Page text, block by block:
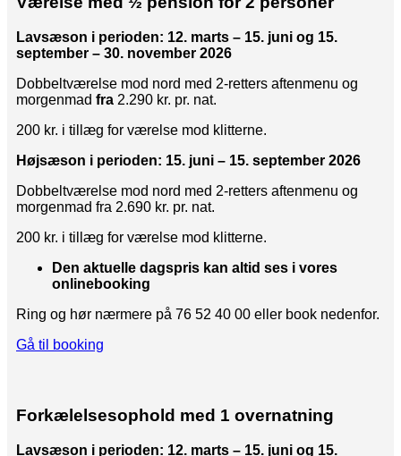
Lavsæson i perioden: 12. marts – 15. juni og 15.
september – 30. november 2026
Dobbeltværelse mod nord med 2-retters aftenmenu og
morgenmad fra 2.290 kr. pr. nat.
200 kr. i tillæg for værelse mod klitterne.
Højsæson i perioden: 15. juni – 15. september 2026
Dobbeltværelse mod nord med 2-retters aftenmenu og
morgenmad fra 2.690 kr. pr. nat.
200 kr. i tillæg for værelse mod klitterne.
Den aktuelle dagspris kan altid ses i vores
onlinebooking
Ring og hør nærmere på 76 52 40 00 eller book nedenfor.
Gå til booking
Forkælelsesophold med 1 overnatning
Lavsæson i perioden: 12. marts – 15. juni og 15.